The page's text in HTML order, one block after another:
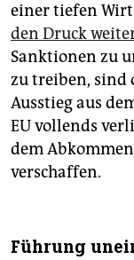
einer tiefen
den Druck
Sanktionen zu
zu treiben, sind
Ausstieg aus
EU vollends
dem
verschaffen.
Führung